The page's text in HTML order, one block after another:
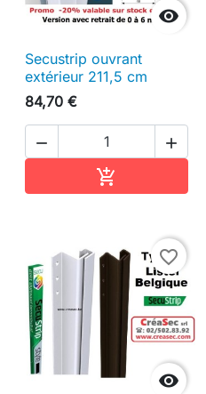

Secustrip ouvrant
extérieur 211,5 cm
84,70 €
 


favorite_border